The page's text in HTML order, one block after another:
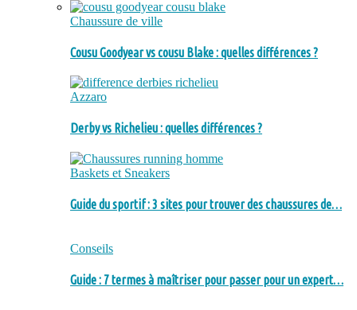
Chaussure de ville
Cousu Goodyear vs cousu Blake : quelles différences ?
Azzaro
Derby vs Richelieu : quelles différences ?
Baskets et Sneakers
Guide du sportif : 3 sites pour trouver des chaussures de…
Conseils
Guide : 7 termes à maîtriser pour passer pour un expert…